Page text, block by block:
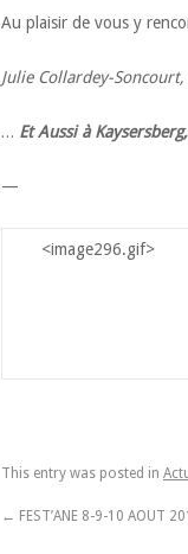
Au plaisir de vous y
Julie Collardey-
… Et Aussi à
—
<image296.gif>
This entry was posted in
← FEST’ANE 8-9-10 AOUT